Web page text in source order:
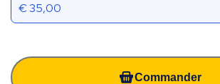
€35,00
Commander